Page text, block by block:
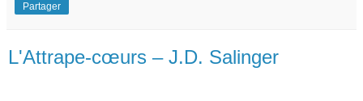
Partager
L'Attrape-cœurs – J.D. Salinger